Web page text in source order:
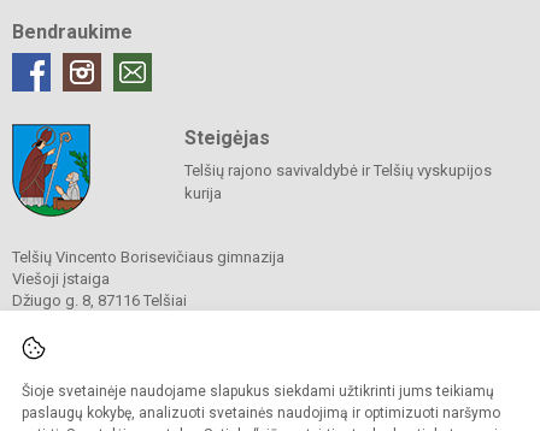
Šioje svetainėje naudojame slapukus siekdami užtikrinti jums teikiamų
paslaugų kokybę, analizuoti svetainės naudojimą ir optimizuoti naršymo
Bendraukime
Steigėjas
Telšių rajono savivaldybė ir Telšių vyskupijos
kurija
Telšių Vincento Borisevičiaus gimnazija
Viešoji įstaiga
Džiugo g. 8, 87116 Telšiai
El. p.
Duomenys kaupiami ir saugomi
Juridinių asmenų registre
Įmonės kodas 190556414